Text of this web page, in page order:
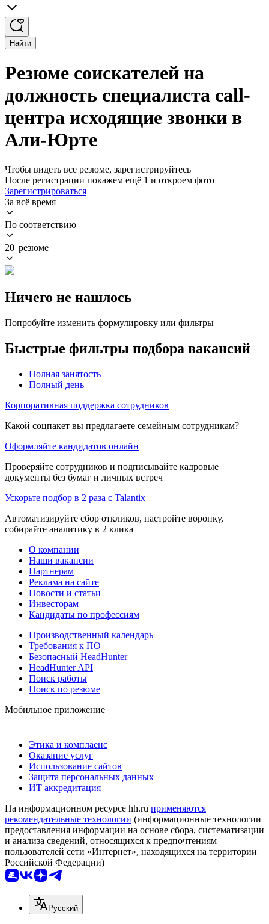
Найти
Резюме соискателей на
должность специалиста call-
центра исходящие звонки в
Али-Юрте
Чтобы видеть все резюме, зарегистрируйтесь
После регистрации покажем ещё 1 и откроем фото
Зарегистрироваться
За всё время
По соответствию
20 резюме
Ничего не нашлось
Попробуйте изменить формулировку или фильтры
Быстрые фильтры подбора вакансий
Полная занятость
Полный день
Корпоративная поддержка сотрудников
Какой соцпакет вы предлагаете семейным сотрудникам?
Оформляйте кандидатов онлайн
Проверяйте сотрудников и подписывайте кадровые
документы без бумаг и личных встреч
Ускорьте подбор в 2 раза с Talantix
Автоматизируйте сбор откликов, настройте воронку,
собирайте аналитику в 2 клика
О компании
Наши вакансии
Партнерам
Реклама на сайте
Новости и статьи
Инвесторам
Кандидаты по профессиям
Производственный календарь
Требования к ПО
Безопасный HeadHunter
HeadHunter API
Поиск работы
Поиск по резюме
Мобильное приложение
Этика и комплаенс
Оказание услуг
Использование сайтов
Защита персональных данных
ИТ аккредитация
На информационном ресурсе hh.ru применяются
рекомендательные технологии (информационные технологии
предоставления информации на основе сбора, систематизации
и анализа сведений, относящихся к предпочтениям
пользователей сети «Интернет», находящихся на территории
Российской Федерации)
Русский